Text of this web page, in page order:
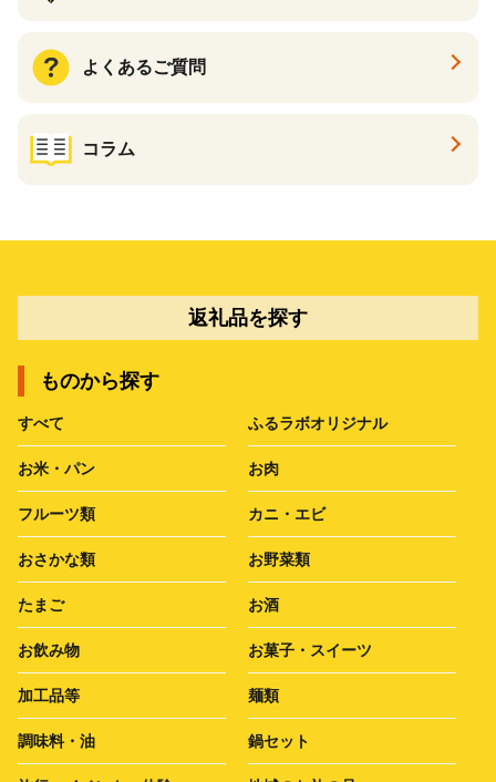
よくあるご質問
コラム
返礼品を探す
ものから探す
すべて ふるラボオリジナル
お米・パン お肉
フルーツ類 カニ・エビ
おさかな類 お野菜類
たまご お酒
お飲み物 お菓子・スイーツ
加工品等 麺類
調味料・油 鍋セット